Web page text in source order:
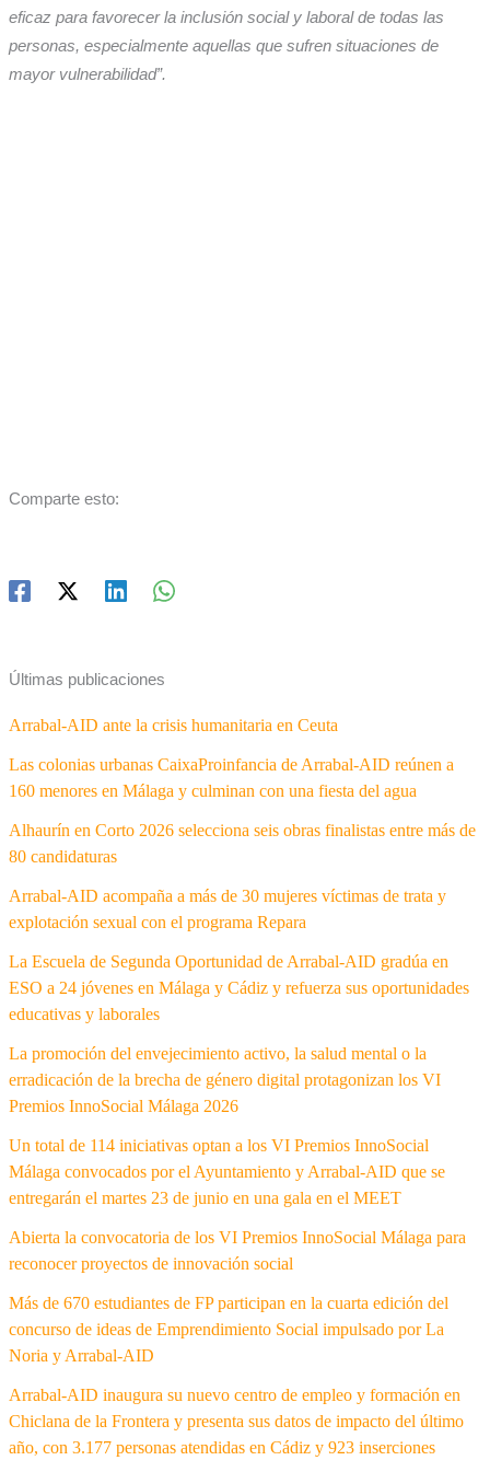
eficaz para favorecer la inclusión social y laboral de todas las
personas, especialmente aquellas que sufren situaciones de
mayor vulnerabilidad”.
Comparte esto:
Últimas publicaciones
Arrabal-AID ante la crisis humanitaria en Ceuta
Las colonias urbanas CaixaProinfancia de Arrabal-AID reúnen a
160 menores en Málaga y culminan con una fiesta del agua
Alhaurín en Corto 2026 selecciona seis obras finalistas entre más de
80 candidaturas
Arrabal-AID acompaña a más de 30 mujeres víctimas de trata y
explotación sexual con el programa Repara
La Escuela de Segunda Oportunidad de Arrabal-AID gradúa en
ESO a 24 jóvenes en Málaga y Cádiz y refuerza sus oportunidades
educativas y laborales
La promoción del envejecimiento activo, la salud mental o la
erradicación de la brecha de género digital protagonizan los VI
Premios InnoSocial Málaga 2026
Un total de 114 iniciativas optan a los VI Premios InnoSocial
Málaga convocados por el Ayuntamiento y Arrabal-AID que se
entregarán el martes 23 de junio en una gala en el MEET
Abierta la convocatoria de los VI Premios InnoSocial Málaga para
reconocer proyectos de innovación social
Más de 670 estudiantes de FP participan en la cuarta edición del
concurso de ideas de Emprendimiento Social impulsado por La
Noria y Arrabal-AID
Arrabal-AID inaugura su nuevo centro de empleo y formación en
Chiclana de la Frontera y presenta sus datos de impacto del último
año, con 3.177 personas atendidas en Cádiz y 923 inserciones